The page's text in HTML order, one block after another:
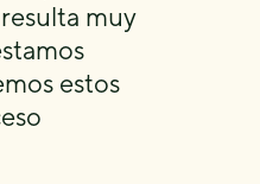
muy
estos